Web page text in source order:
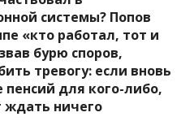
системы? Попов
«кто работал, тот и
бурю споров,
тревогу: если вновь
пенсий для кого-либо,
ждать ничего